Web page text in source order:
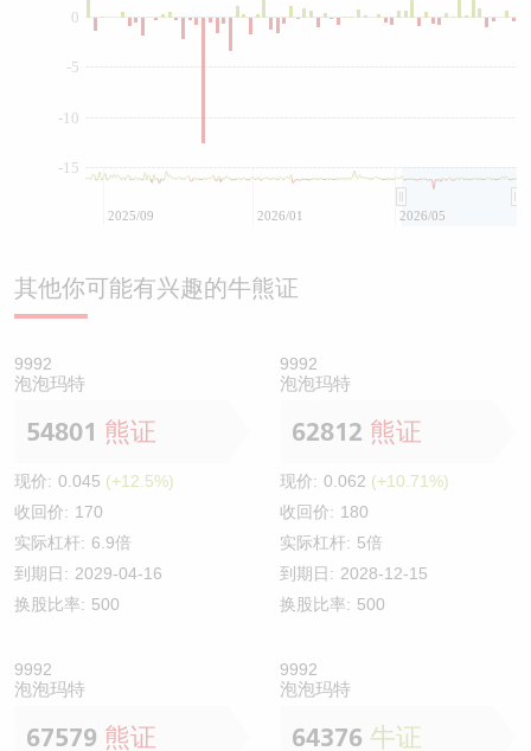
0
-15
-10
-5
2025/09 2026/01 2026/05
其他你可能有兴趣的牛熊证
9992
泡泡玛特
54801 熊证
现价: 0.045 (+12.5%)
收回价: 170
实际杠杆: 6.9倍
到期日: 2029-04-16
换股比率: 500
9992
泡泡玛特
62812 熊证
现价: 0.062 (+10.71%)
收回价: 180
实际杠杆: 5倍
到期日: 2028-12-15
换股比率: 500
9992
泡泡玛特
67579 熊证
9992
泡泡玛特
64376 牛证